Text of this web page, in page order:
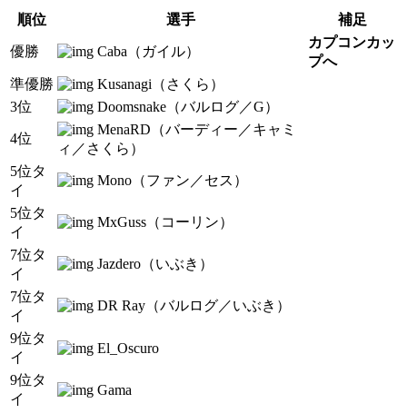
順位 選手 補足
優勝 Caba（ガイル）
カプコンカッ
プへ
準優勝
Kusanagi（さくら）
3位
Doomsnake（バルログ／G）
4位
MenaRD（バーディー／キャミ
ィ／さくら）
5位タ
イ
Mono（ファン／セス）
5位タ
イ
MxGuss（コーリン）
7位タ
イ
Jazdero（いぶき）
7位タ
イ
DR Ray（バルログ／いぶき）
9位タ
イ
El_Oscuro
9位タ
イ
Gama